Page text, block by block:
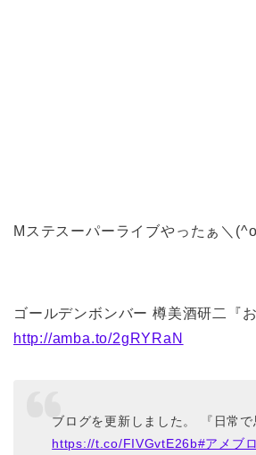
Mステスーパーライブやったぁ＼
http://amba.to/2gRYRaN
ブログを更新しました。 『日常で
https://t.co/FIVGvtE26b#アメブロ